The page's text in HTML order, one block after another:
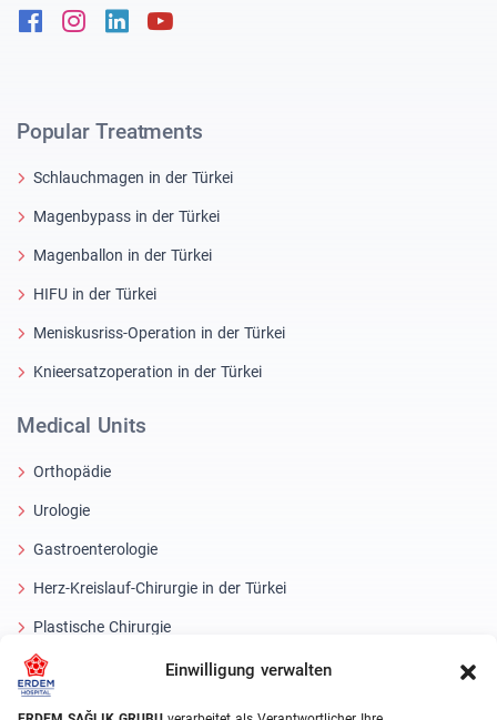
Einwilligung verwalten
FacebookInstagram
Linkedin
Popular Treatments
Schlauchmagen in der Türkei
Magenbypass in der Türkei
Magenballon in der Türkei
HIFU in der Türkei
Meniskusriss-Operation in der Türkei
Knieersatzoperation in der Türkei
Medical Units
Orthopädie
Urologie
Gastroenterologie
Herz-Kreislauf-Chirurgie in der Türkei
Plastische Chirurgie
Haartransplantationsbehandlungen